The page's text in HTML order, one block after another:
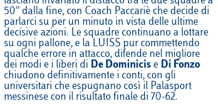
50’’ dalla fine, con Coach Paccariè che decide di
parlarci su per un minuto in vista delle ultime
decisive azioni. Le squadre continuano a lottare
su ogni pallone, e la LUISS pur commettendo
qualche errore in attacco, difende nel migliore
dei modi e i liberi di De Dominicis e Di Fonzo
chiudono definitivamente i conti, con gli
universitari che espugnano così il Palasport
messinese con il risultato finale di 70-62.